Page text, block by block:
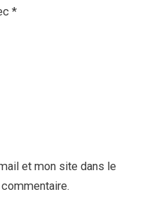
*
et mon site dans le